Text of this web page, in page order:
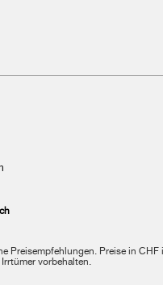
Preisempfehlungen. Preise in CHF
vorbehalten.